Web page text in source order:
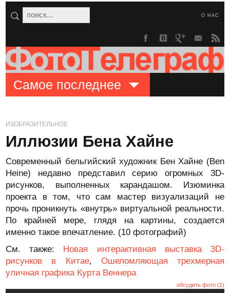
О НАС
Самое последнее
ИЗОБРАЗИТЕЛЬНОЕ
Иллюзии Бена Хайне
Современный бельгийский художник Бен Хайне (Ben
Heine) недавно представил серию огромных 3D-
рисунков, выполненных карандашом. Изюминка
проекта в том, что сам мастер визуализаций не
прочь проникнуть «внутрь» виртуальной реальности.
По крайней мере, глядя на картины, создается
именно такое впечатление. (10 фотографий)
См. также: Новая интерактивная выставка 3D-
рисунков в Китае, Ошеломляющая трехмерная
уличная графика Курта Веннера
обсудить фото (1)